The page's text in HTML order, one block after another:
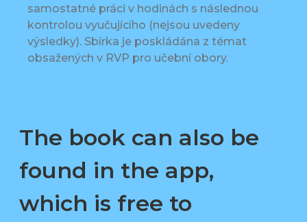
samostatné práci v hodinách s následnou
kontrolou vyučujícího (nejsou uvedeny
výsledky). Sbírka je poskládána z témat
obsažených v RVP pro učební obory.
The book can also be
found in the app,
which is free to